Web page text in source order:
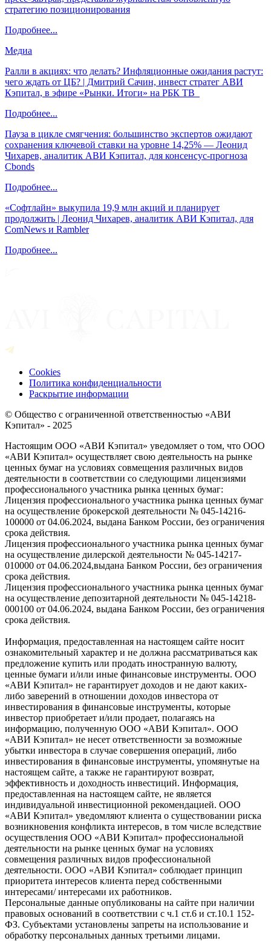
стратегию позиционирования
Подробнее...
Медиа
Ралли в акциях: что делать? Инфляционные ожидания растут:
чего ждать от ЦБ? | Дмитрий Сачин, инвест стратег АВИ
Кэпитал, в эфире «Рынки. Итоги» на РБК ТВ
Подробнее...
Пауза в цикле смягчения: большинство экспертов ожидают
сохранения ключевой ставки на уровне 14,25% — Леонид
Чихарев, аналитик АВИ Кэпитал, для консенсус-прогноза
Cbonds
Подробнее...
«Софтлайн» выкупила 19,9 млн акций и планирует
продолжить | Леонид Чихарев, аналитик АВИ Кэпитал, для
ComNews и Rambler
Подробнее...
Cookies
Политика конфиденциальности
Раскрытие информации
© Общество с ограниченной ответственностью «АВИ
Кэпитал» - 2025
Настоящим ООО «АВИ Кэпитал» уведомляет о том, что ООО
«АВИ Кэпитал» осуществляет свою деятельность на рынке
ценных бумаг на условиях совмещения различных видов
деятельности в соответствии со следующими лицензиями
профессионального участника рынка ценных бумаг:
Лицензия профессионального участника рынка ценных бумаг
на осуществление брокерской деятельности № 045-14216-
100000 от 04.06.2024, выдана Банком России, без ограничения
срока действия.
Лицензия профессионального участника рынка ценных бумаг
на осуществление дилерской деятельности № 045-14217-
010000 от 04.06.2024,выдана Банком России, без ограничения
срока действия.
Лицензия профессионального участника рынка ценных бумаг
на осуществление депозитарной деятельности № 045-14218-
000100 от 04.06.2024, выдана Банком России, без ограничения
срока действия.
Информация, предоставленная на настоящем сайте носит
ознакомительный характер и не должна рассматриваться как
предложение купить или продать иностранную валюту,
ценные бумаги и/или иные финансовые инструменты. ООО
«АВИ Кэпитал» не гарантирует доходов и не дают каких-
либо заверений в отношении доходов инвестора от
инвестирования в финансовые инструменты, которые
инвестор приобретает и/или продает, полагаясь на
информацию, полученную ООО «АВИ Кэпитал». ООО
«АВИ Кэпитал» не несет ответственности за возможные
убытки инвестора в случае совершения операций, либо
инвестирования в финансовые инструменты, упомянутые на
настоящем сайте, а также не гарантируют возврат,
эффективность и доходность инвестиций. Информация,
предоставленная на настоящем сайте, не является
индивидуальной инвестиционной рекомендацией. ООО
«АВИ Кэпитал» уведомляют клиента о существовании риска
возникновения конфликта интересов, в том числе вследствие
осуществления ООО «АВИ Кэпитал» профессиональной
деятельности на рынке ценных бумаг на условиях
совмещения различных видов профессиональной
деятельности. ООО «АВИ Кэпитал» соблюдает принцип
приоритета интересов клиента перед собственными
интересами/ интересами их работников.
Персональные данные опубликованы на сайте при наличии
правовых оснований в соответствии с ч.1 ст.6 и ст.10.1 152-
ФЗ. Субъектами установлены запреты на использование и
обработку персональных данных третьими лицами.